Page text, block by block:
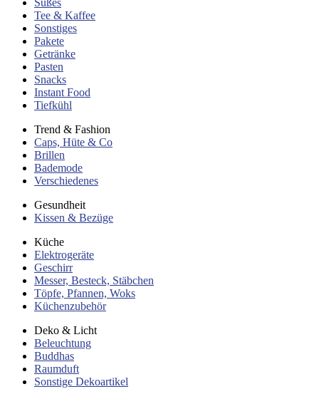
Süßes
Tee & Kaffee
Sonstiges
Pakete
Getränke
Pasten
Snacks
Instant Food
Tiefkühl
Trend & Fashion
Caps, Hüte & Co
Brillen
Bademode
Verschiedenes
Gesundheit
Kissen & Bezüge
Küche
Elektrogeräte
Geschirr
Messer, Besteck, Stäbchen
Töpfe, Pfannen, Woks
Küchenzubehör
Deko & Licht
Beleuchtung
Buddhas
Raumduft
Sonstige Dekoartikel